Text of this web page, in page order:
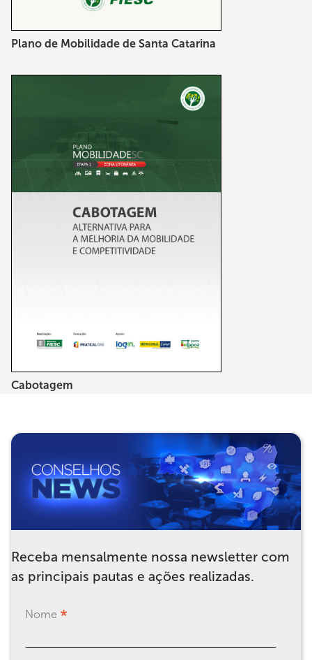
Plano de Mobilidade de Santa Catarina
Cabotagem
Receba mensalmente nossa newsletter com
as principais pautas e ações realizadas.
Nome *